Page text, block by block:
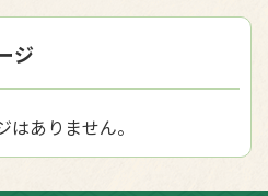
ジ
ありません。